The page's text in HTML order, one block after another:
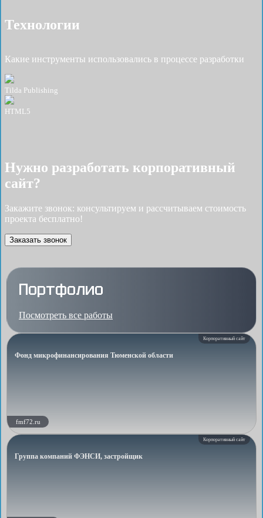
Технологии
Какие инструменты использовались в процессе разработки
Tilda Publishing
HTML5
Нужно разработать корпоративный
сайт?
Закажите звонок: консультируем и рассчитываем стоимость
проекта бесплатно!
Заказать звонок
Портфолио
Посмотреть все работы
Корпоративный сайт
Фонд микрофинансирования Тюменской области
fmf72.ru
Корпоративный сайт
Группа компаний ФЭНСИ, застройщик